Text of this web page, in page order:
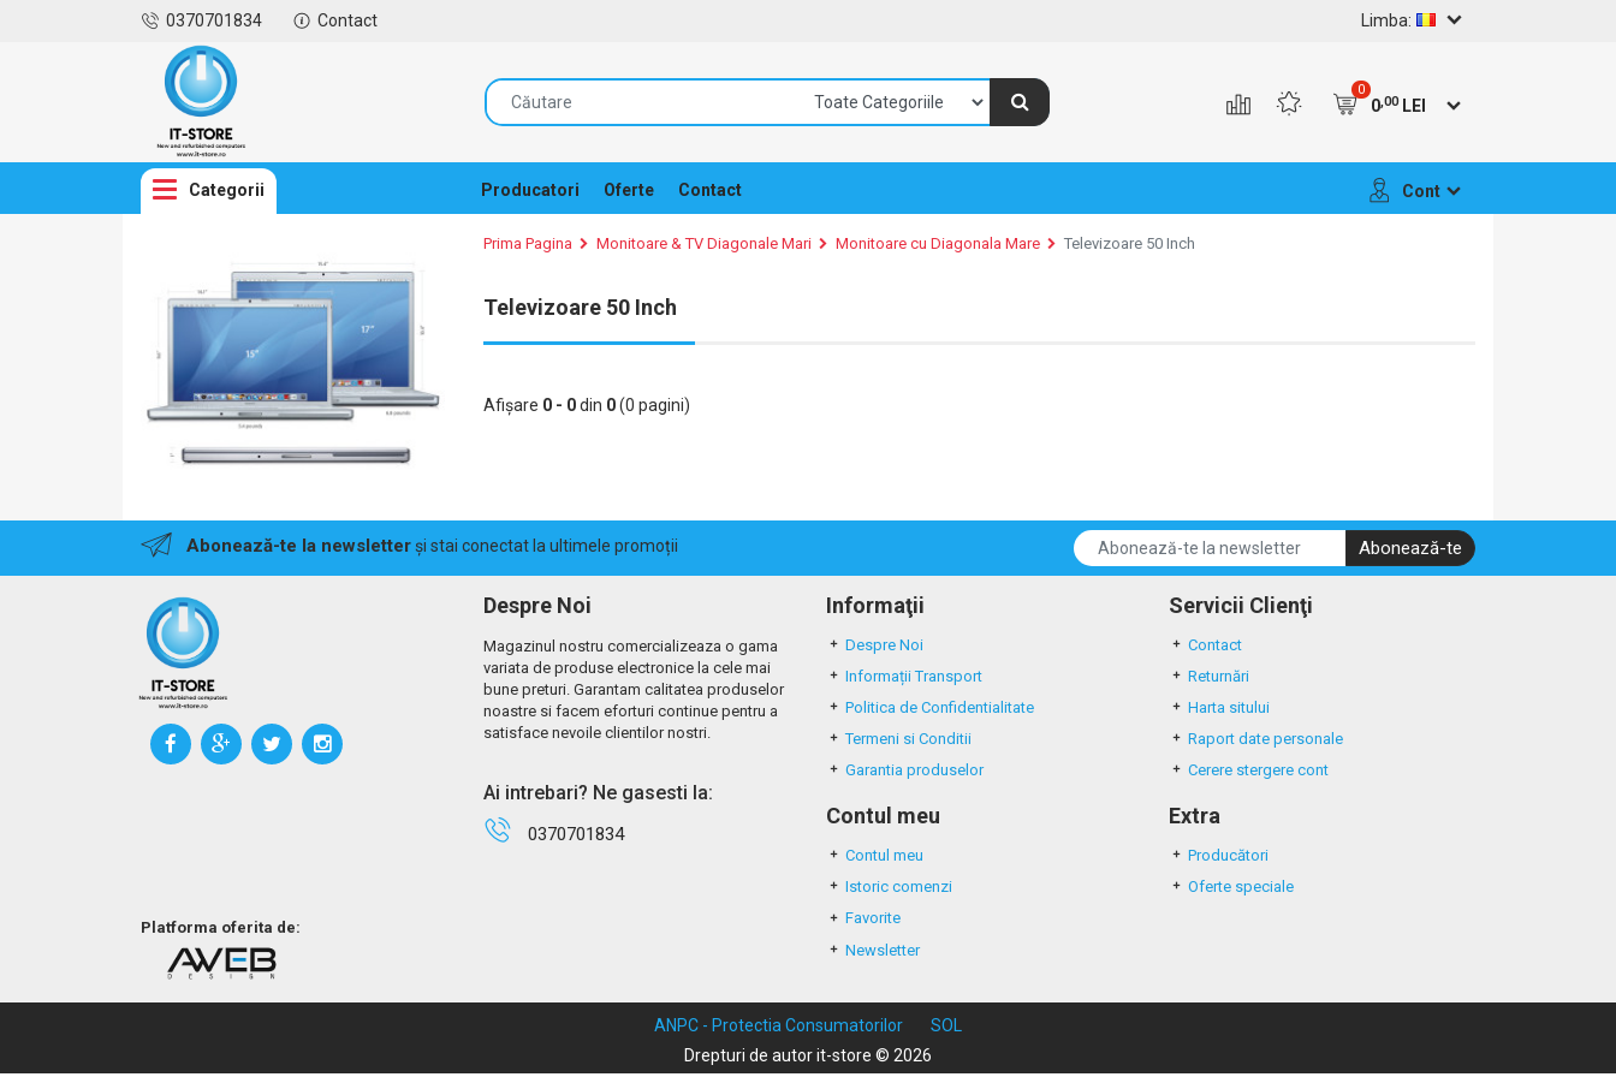
0370701834 Contact Limba:
0
0,00LEI
Categorii Producatori Oferte Contact Cont
Prima Pagina Monitoare & TV Diagonale Mari Monitoare cu Diagonala Mare Televizoare 50 Inch
Televizoare 50 Inch
Afişare 0 - 0din 0(0 pagini)
Abonează-te la newsletterși stai conectat la ultimele promoții Abonează-te
Platforma oferita de:
Despre Noi
Magazinul nostru comercializeaza o gama
variata de produse electronice la cele mai
bune preturi. Garantam calitatea produselor
noastre si facem eforturi continue pentru a
satisface nevoile clientilor nostri.
Ai intrebari? Ne gasesti la:
0370701834
Informaţii
Despre Noi
Informații Transport
Politica de Confidentialitate
Termeni si Conditii
Garantia produselor
Servicii Clienţi
Contact
Returnări
Harta sitului
Raport date personale
Cerere stergere cont
Contul meu
Contul meu
Istoric comenzi
Favorite
Newsletter
Extra
Producători
Oferte speciale
ANPC - Protectia Consumatorilor
SOL
Drepturi de autor it-store © 2026